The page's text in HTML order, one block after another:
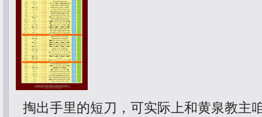
掏出手里的短刀，可实际上和黄泉教主